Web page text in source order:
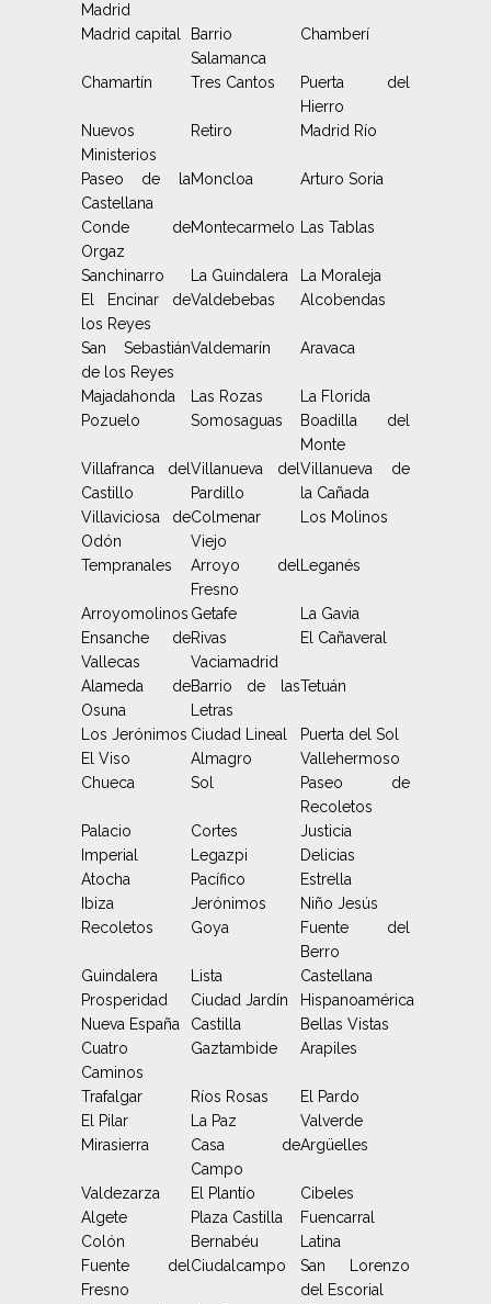
Madrid
Madrid capital
Barrio
Salamanca
Chamberí
Chamartín Tres Cantos
Puerta del
Hierro
Nuevos
Ministerios
Retiro Madrid Río
Paseo de la
Castellana
Moncloa Arturo Soria
Conde de
Orgaz
Montecarmelo Las Tablas
Sanchinarro La Guindalera
La Moraleja
El Encinar de
los Reyes
Valdebebas Alcobendas
San Sebastián
de los Reyes
Valdemarín Aravaca
Majadahonda Las Rozas
La Florida
Pozuelo
Somosaguas
Boadilla del
Monte
Villafranca del
Castillo
Villanueva del
Pardillo
Villanueva de
la Cañada
Villaviciosa de
Odón
Colmenar
Viejo
Los Molinos
Tempranales
Arroyo del
Fresno
Leganés
Arroyomolinos Getafe
La Gavia
Ensanche de
Vallecas
Rivas
Vaciamadrid
El Cañaveral
Alameda de
Osuna
Barrio de las
Letras
Tetuán
Los Jerónimos Ciudad Lineal
Puerta del Sol
El Viso
Almagro
Vallehermoso
Chueca
Sol
Paseo de
Recoletos
Palacio
Cortes
Justicia
Imperial
Legazpi
Delicias
Atocha
Pacífico
Estrella
Ibiza
Jerónimos
Niño Jesús
Recoletos
Goya
Fuente del
Berro
Guindalera
Lista
Castellana
Prosperidad
Ciudad Jardín
Hispanoamérica
Nueva España
Castilla
Bellas Vistas
Cuatro
Caminos
Gaztambide Arapiles
Trafalgar Ríos Rosas
El Pardo
El Pilar
La Paz
Valverde
Mirasierra
Casa de
Campo
Argüelles
Valdezarza El Plantío
Cibeles
Algete
Plaza Castilla
Fuencarral
Colón
Bernabéu
Latina
Fuente del
Fresno
Ciudalcampo
San Lorenzo
del Escorial